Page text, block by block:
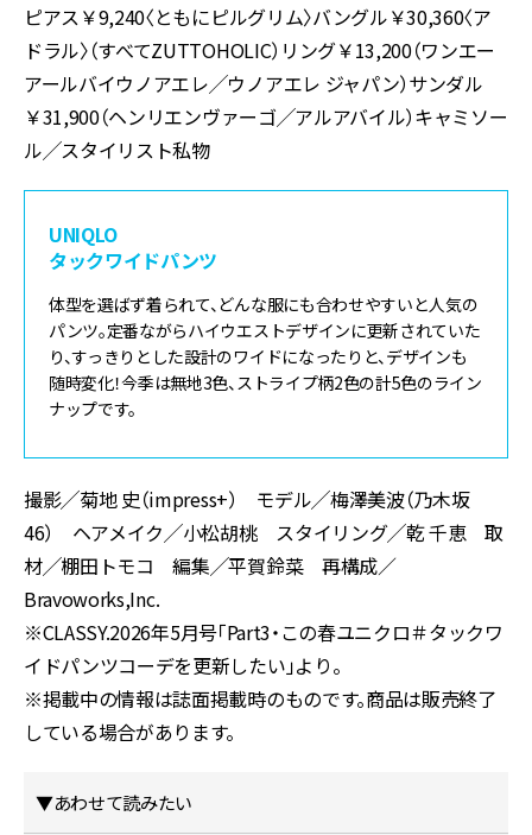
ピアス￥9,240〈ともにピルグリム〉バングル￥30,360〈ア
ドラル〉（すべてZUTTOHOLIC）リング￥13,200（ワンエー
アールバイウノアエレ╱ウノアエレ ジャパン）サンダル
￥31,900（ヘンリエンヴァーゴ╱アルアバイル）キャミソー
ル╱スタイリスト私物
UNIQLO
タックワイドパンツ
体型を選ばず着られて、どんな服にも合わせやすいと人気の
パンツ。定番ながらハイウエストデザインに更新されていた
り、すっきりとした設計のワイドになったりと、デザインも
随時変化！今季は無地3色、ストライプ柄2色の計5色のライン
ナップです。
撮影╱菊地 史（impress+） モデル╱梅澤美波（乃木坂
46） ヘアメイク╱小松胡桃 スタイリング╱乾 千恵 取
材╱棚田トモコ 編集╱平賀鈴菜 再構成／
Bravoworks,Inc.
※CLASSY.2026年5月号「Part3・この春ユニクロ＃タックワ
イドパンツコーデを更新したい」より。
※掲載中の情報は誌面掲載時のものです。商品は販売終了
している場合があります。
▼あわせて読みたい